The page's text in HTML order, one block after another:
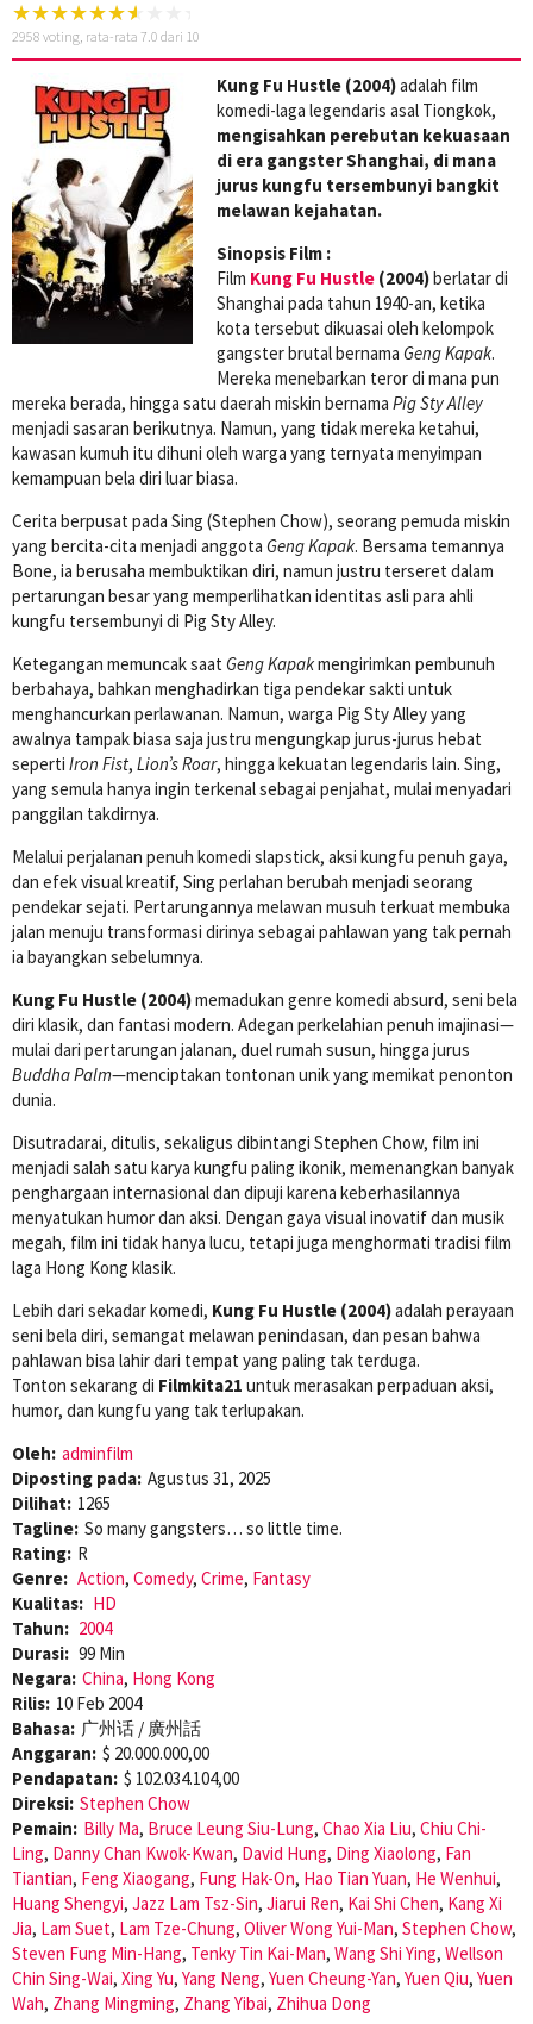
2958 voting, rata-rata 7.0 dari 10
Kung Fu Hustle (2004)adalah film
komedi-laga legendaris asal Tiongkok,
mengisahkan perebutan kekuasaan
di era gangster Shanghai, di mana
jurus kungfu tersembunyi bangkit
melawan kejahatan.
Sinopsis Film :
Film Kung Fu Hustle (2004)berlatar di
Shanghai pada tahun 1940-an, ketika
kota tersebut dikuasai oleh kelompok
gangster brutal bernama Geng Kapak.
Mereka menebarkan teror di mana pun
mereka berada, hingga satu daerah miskin bernama Pig Sty Alley
menjadi sasaran berikutnya. Namun, yang tidak mereka ketahui,
kawasan kumuh itu dihuni oleh warga yang ternyata menyimpan
kemampuan bela diri luar biasa.
Cerita berpusat pada Sing (Stephen Chow), seorang pemuda miskin
yang bercita-cita menjadi anggota Geng Kapak. Bersama temannya
Bone, ia berusaha membuktikan diri, namun justru terseret dalam
pertarungan besar yang memperlihatkan identitas asli para ahli
kungfu tersembunyi di Pig Sty Alley.
Ketegangan memuncak saat Geng Kapakmengirimkan pembunuh
berbahaya, bahkan menghadirkan tiga pendekar sakti untuk
menghancurkan perlawanan. Namun, warga Pig Sty Alley yang
awalnya tampak biasa saja justru mengungkap jurus-jurus hebat
seperti Iron Fist, Lion’s Roar, hingga kekuatan legendaris lain. Sing,
yang semula hanya ingin terkenal sebagai penjahat, mulai menyadari
panggilan takdirnya.
Melalui perjalanan penuh komedi slapstick, aksi kungfu penuh gaya,
dan efek visual kreatif, Sing perlahan berubah menjadi seorang
pendekar sejati. Pertarungannya melawan musuh terkuat membuka
jalan menuju transformasi dirinya sebagai pahlawan yang tak pernah
ia bayangkan sebelumnya.
Kung Fu Hustle (2004)memadukan genre komedi absurd, seni bela
diri klasik, dan fantasi modern. Adegan perkelahian penuh imajinasi—
mulai dari pertarungan jalanan, duel rumah susun, hingga jurus
Buddha Palm—menciptakan tontonan unik yang memikat penonton
dunia.
Disutradarai, ditulis, sekaligus dibintangi Stephen Chow, film ini
menjadi salah satu karya kungfu paling ikonik, memenangkan banyak
penghargaan internasional dan dipuji karena keberhasilannya
menyatukan humor dan aksi. Dengan gaya visual inovatif dan musik
megah, film ini tidak hanya lucu, tetapi juga menghormati tradisi film
laga Hong Kong klasik.
Lebih dari sekadar komedi, Kung Fu Hustle (2004)adalah perayaan
seni bela diri, semangat melawan penindasan, dan pesan bahwa
pahlawan bisa lahir dari tempat yang paling tak terduga.
Tonton sekarang di Filmkita21 untuk merasakan perpaduan aksi,
humor, dan kungfu yang tak terlupakan.
Oleh: adminfilm
Diposting pada: Agustus 31, 2025
Dilihat: 1265
Tagline: So many gangsters… so little time.
Rating: R
Genre: Action, Comedy, Crime, Fantasy
Kualitas: HD
Tahun: 2004
Durasi: 99 Min
Negara: China, Hong Kong
Rilis: 10 Feb 2004
Bahasa: 广州话 / 廣州話
Anggaran: $ 20.000.000,00
Pendapatan: $ 102.034.104,00
Direksi: Stephen Chow
Pemain: Billy Ma, Bruce Leung Siu-Lung, Chao Xia Liu, Chiu Chi-
Ling, Danny Chan Kwok-Kwan, David Hung, Ding Xiaolong, Fan
Tiantian, Feng Xiaogang, Fung Hak-On, Hao Tian Yuan, He Wenhui,
Huang Shengyi, Jazz Lam Tsz-Sin, Jiarui Ren, Kai Shi Chen, Kang Xi
Jia, Lam Suet, Lam Tze-Chung, Oliver Wong Yui-Man, Stephen Chow,
Steven Fung Min-Hang, Tenky Tin Kai-Man, Wang Shi Ying, Wellson
Chin Sing-Wai, Xing Yu, Yang Neng, Yuen Cheung-Yan, Yuen Qiu, Yuen
Wah, Zhang Mingming, Zhang Yibai, Zhihua Dong